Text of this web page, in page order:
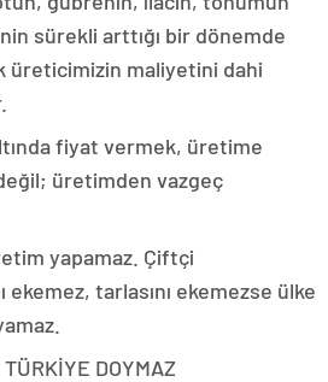
sürekli arttığı bir dönemde
üreticimizin maliyetini dahi
fiyat vermek, üretime
üretimden vazgeç
yapamaz. Çiftçi
ekemez, tarlasını ekemezse ülke
DOYMAZ